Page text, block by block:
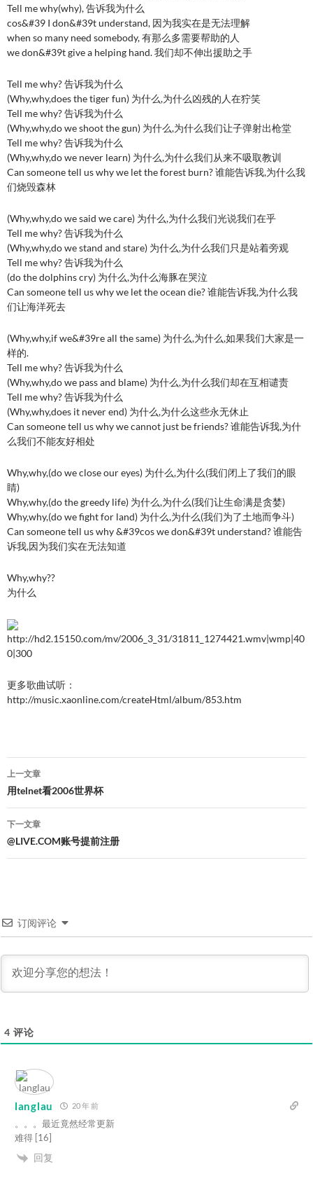
Tell me why(why), 告诉我为什么
cos&#39 I don&#39t understand, 因为我实在是无法理解
when so many need somebody, 有那么多需要帮助的人
we don&#39t give a helping hand. 我们却不伸出援助之手
Tell me why? 告诉我为什么
(Why,why,does the tiger fun) 为什么,为什么凶残的人在狞笑
Tell me why? 告诉我为什么
(Why,why,do we shoot the gun) 为什么,为什么我们让子弹射出枪堂
Tell me why? 告诉我为什么
(Why,why,do we never learn) 为什么,为什么我们从来不吸取教训
Can someone tell us why we let the forest burn? 谁能告诉我,为什么我
们烧毁森林
(Why,why,do we said we care) 为什么,为什么我们光说我们在乎
Tell me why? 告诉我为什么
(Why,why,do we stand and stare) 为什么,为什么我们只是站着旁观
Tell me why? 告诉我为什么
(do the dolphins cry) 为什么,为什么海豚在哭泣
Can someone tell us why we let the ocean die? 谁能告诉我,为什么我
们让海洋死去
(Why,why,if we&#39re all the same) 为什么,为什么,如果我们大家是一
样的.
Tell me why? 告诉我为什么
(Why,why,do we pass and blame) 为什么,为什么我们却在互相谴责
Tell me why? 告诉我为什么
(Why,why,does it never end) 为什么,为什么这些永无休止
Can someone tell us why we cannot just be friends? 谁能告诉我,为什
么我们不能友好相处
Why,why,(do we close our eyes) 为什么,为什么(我们闭上了我们的眼
睛)
Why,why,(do the greedy life) 为什么,为什么(我们让生命满是贪婪)
Why,why,(do we fight for land) 为什么,为什么(我们为了土地而争斗)
Can someone tell us why &#39cos we don&#39t understand? 谁能告
诉我,因为我们实在无法知道
Why,why??
为什么
http://hd2.15150.com/mv/2006_3_31/31811_1274421.wmv|wmp|40
0|300
更多歌曲试听：
http://music.xaonline.com/createHtml/album/853.htm
文
章
导
航
上一文章
用telnet看2006世界杯
下一文章
@LIVE.COM账号提前注册
订阅评论
4 评论
langlau 20 年 前
。。。最近竟然经常更新
难得 [16]
回复